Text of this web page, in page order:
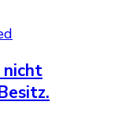
nicht